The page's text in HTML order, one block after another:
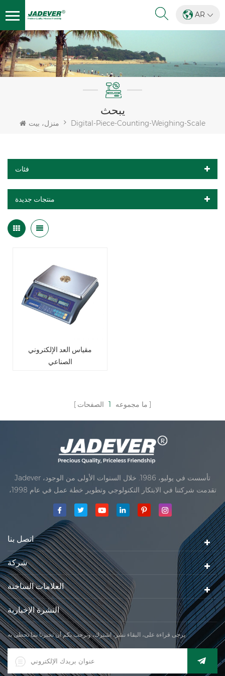
AR
يبحث
منزل، بيت Digital-Piece-Counting-Weighing-Scale
فئات
منتجات جديدة
مقياس العد الإلكتروني
الصناعي
ما مجموعه 1 الصفحات
Jadever تأسست في يوليو، 1986. خلال السنوات الأولى من الوجود،
تقدمت شركتنا في الابتكار التكنولوجي وتطوير خطة عمل في عام 1998،
حققت شركتنا هدف الجودة الرئيسية، متى تلقت أول منتجاتنا موافقة من
مقياس المحدودةكان تأسيس تقع من
اتصل بنا
شركة
العلامات الساخنة
النشرة الإخبارية
يرجى قراءة على، البقاء نشر، اشترك، ونرحب بكم أن تخبرنا بما تحظى به.